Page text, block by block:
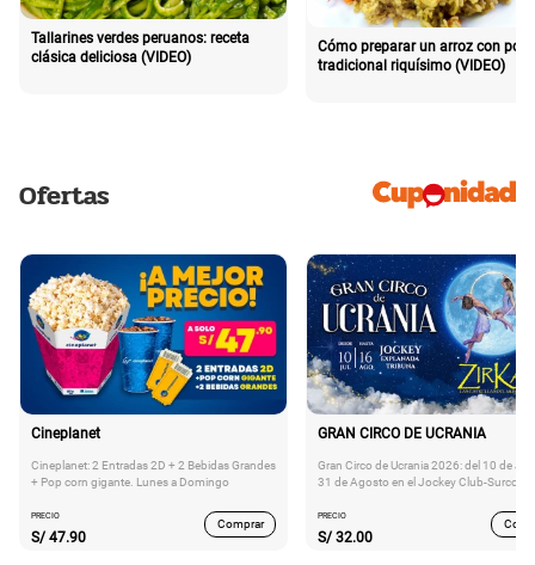
Tallarines verdes peruanos: receta
clásica deliciosa (VIDEO)
Cómo preparar un arroz con pollo
tradicional riquísimo (VIDEO)
Ofertas
Cineplanet
Cineplanet: 2 Entradas 2D + 2 Bebidas Grandes
+ Pop corn gigante. Lunes a Domingo
PRECIO
S/ 47.90
Comprar
GRAN CIRCO DE UCRANIA
Gran Circo de Ucrania 2026: del 10 de
31 de Agosto en el Jockey Club-Surco
PRECIO
S/ 32.00